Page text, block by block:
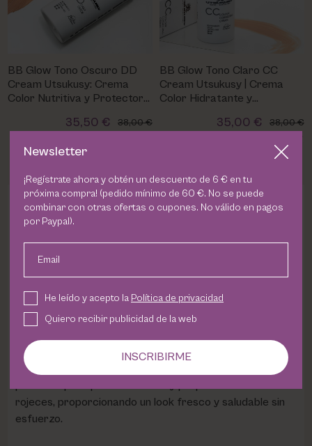
BB Glow Tono Oscuro DD
Cream Utsukusy: Crema
Color Nutritiva y Protectora
35,50 € 38,00 €
BB Glow Tono Claro CC
Cream Utsukusy | Crema
Color Hidratante y
35,00 € 38,00 €
DESCRIPCION
buscan hidratación, protección y cobertura ligera en un
solo producto. Su fórmula contiene SPF20 para
solares, reduce rojeces y minimiza la apariencia de los
poros, ofreciendo un acabado uniforme y natural. Es
perfecta para pieles sensibles y propensas a las
rojeces, proporcionando un look fresco y saludable sin
esfuerzo.
Newsletter
¡Regístrate ahora y obtén un descuento de 6 € en tu
próxima compra! (pedido mínimo de 60 €. No se puede
combinar con otras ofertas o cupones. No válido en pagos
por Paypal).
Email
He leído y acepto la Política de privacidad
Quiero recibir publicidad de la web
INSCRIBIRME